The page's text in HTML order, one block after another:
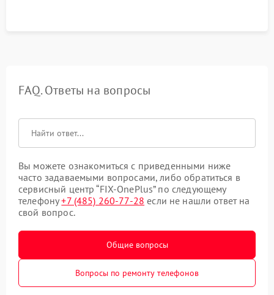
FAQ. Ответы на вопросы
Вы можете ознакомиться с приведенными ниже
часто задаваемыми вопросами, либо обратиться в
сервисный центр “FIX-OnePlus” по следующему
телефону+7 (485) 260-77-28 если не нашли ответ на
свой вопрос.
Общие вопросы
Вопросы по ремонту телефонов